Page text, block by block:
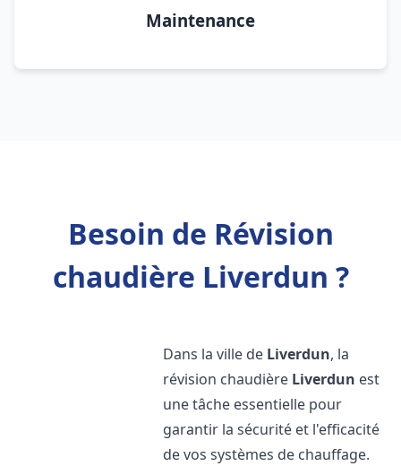
Maintenance
Besoin de Révision
chaudière Liverdun ?
Dans la ville de Liverdun, la
révision chaudière Liverdun est
une tâche essentielle pour
garantir la sécurité et l'efficacité
de vos systèmes de chauffage.